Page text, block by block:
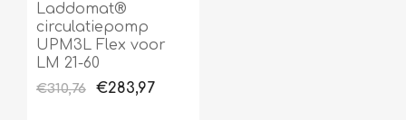
Laddomat®
circulatiepomp
UPM3L Flex voor
LM 21-60
€310,76 €283,97